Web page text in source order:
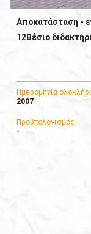
Αποκατάσταση -
12θέσιο
Ημερομηνία
2007
Προϋπολογισμός
-